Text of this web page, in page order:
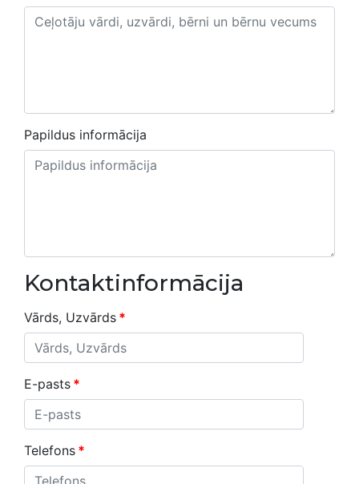
Papildus informācija
Kontaktinformācija
Vārds, Uzvārds *
E-pasts *
Telefons *